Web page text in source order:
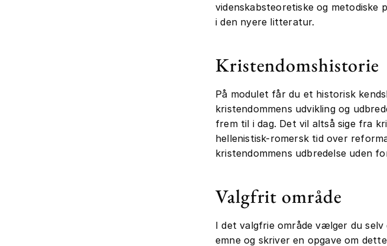
videnskabsteoretiske og metodiske
i den nyere litteratur.
Kristendomshistorie
På modulet får du et historisk
kristendommens udvikling og
frem til i dag. Det vil altså sige fra
hellenistisk-romersk tid over
kristendommens udbredelse uden
Valgfrit område
I det valgfrie område vælger du
emne og skriver en opgave om